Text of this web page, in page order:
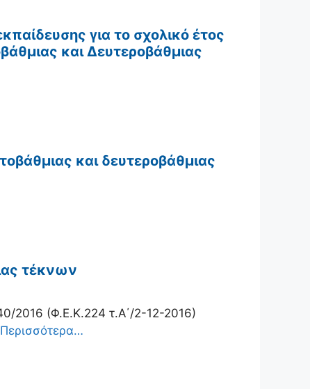
για το σχολικό έτος
και Δευτεροβάθμιας
και δευτεροβάθμιας
τέκνων
2016 (Φ.Ε.Κ.224 τ.Α΄/2-12-2016)
Περισσότερα…